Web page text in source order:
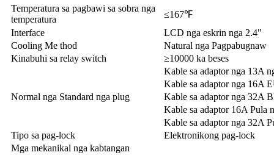
Temperatura sa pagbawi sa sobra nga
temperatura
≤167℉
Interface
LCD nga eskrin nga 2.4"
Cooling Me thod
Natural nga Pagpabugnaw
Kinabuhi sa relay switch
≥10000 ka beses
Normal nga Standard nga plug
Kable sa adaptor nga 13A
Kable sa adaptor nga 16A
Kable sa adaptor nga 32A
Kable sa adaptor 16A Pula
Kable sa adaptor nga 32A
Tipo sa pag-lock
Elektronikong pag-lock
Mga mekanikal nga kabtangan